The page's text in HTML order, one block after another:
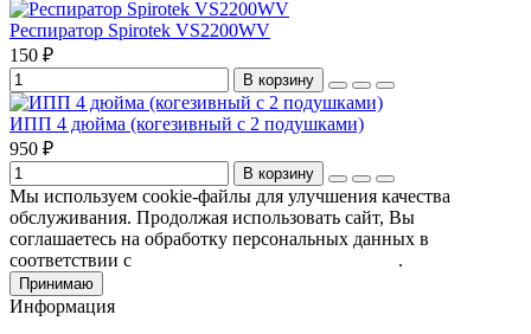
Респиратор Spirotek VS2200WV
150 ₽
В корзину
ИПП 4 дюйма (когезивный с 2 подушками)
950 ₽
В корзину
Мы используем cookie-файлы для улучшения качества
обслуживания. Продолжая использовать сайт, Вы
соглашаетесь на обработку персональных данных в
соответствии с
.
Принимаю
Информация